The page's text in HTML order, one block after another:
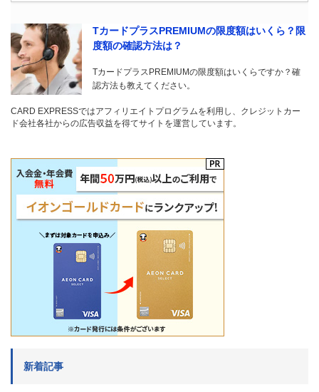
TカードプラスPREMIUMの限度額はいくら？限
度額の確認方法は？
TカードプラスPREMIUMの限度額はいくらですか？確
認方法も教えてください。
CARD EXPRESSではアフィリエイトプログラムを利用し、クレジットカー
ド会社各社からの広告収益を得てサイトを運営しています。
新着記事